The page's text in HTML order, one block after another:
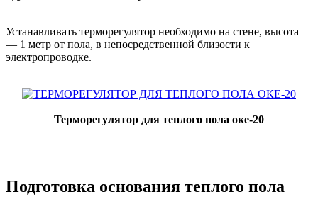
Устанавливать терморегулятор необходимо на стене, высота
— 1 метр от пола, в непосредственной близости к
электропроводке.
Терморегулятор для теплого пола оке-20
Подготовка основания теплого пола